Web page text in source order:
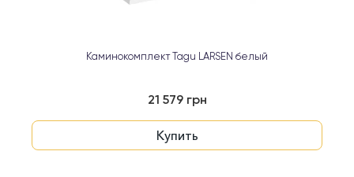
Каминокомплект Tagu LARSEN белый
21 579 грн
Купить